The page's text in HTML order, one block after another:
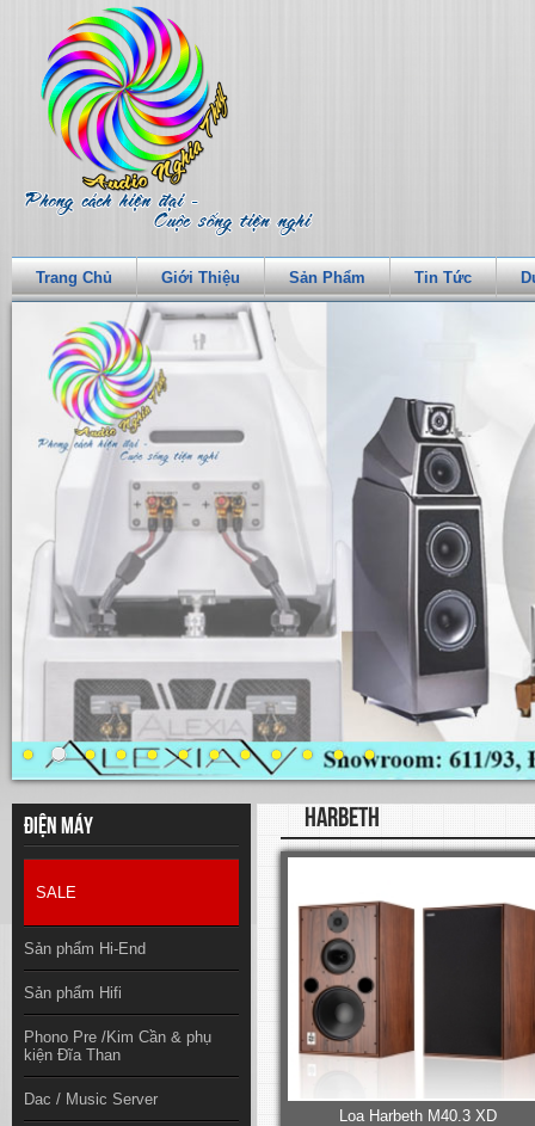
Trang Chủ Giới Thiệu Sản Phẩm Tin Tức
Điện máy
SALE
Sản phẩm Hi-End
Sản phẩm Hifi
Phono Pre /Kim Cần & phụ
kiện Đĩa Than
Dac / Music Server
HARBETH
Loa Harbeth M40.3 XD